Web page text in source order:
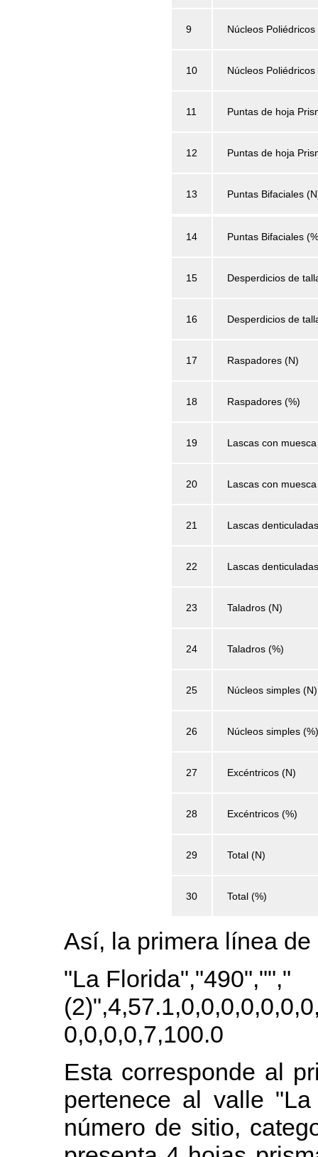
9 Núcleos Poliédricos
10 Núcleos Poliédricos
11 Puntas de hoja
12 Puntas de hoja
13 Puntas Bifaciales
14 Puntas Bifaciales
15 Desperdicios de
16 Desperdicios de
17 Raspadores (N)
18 Raspadores (%)
19 Lascas con
20 Lascas con
21 Lascas
22 Lascas
23 Taladros (N)
24 Taladros (%)
25 Núcleos simples (N)
26 Núcleos simples (%)
27 Excéntricos (N)
28 Excéntricos (%)
29 Total (N)
30 Total (%)
Así, la primera línea
"La Florida","490","","
0,0,0,0,7,100.0
Esta corresponde al
pertenece al valle
número de sitio,